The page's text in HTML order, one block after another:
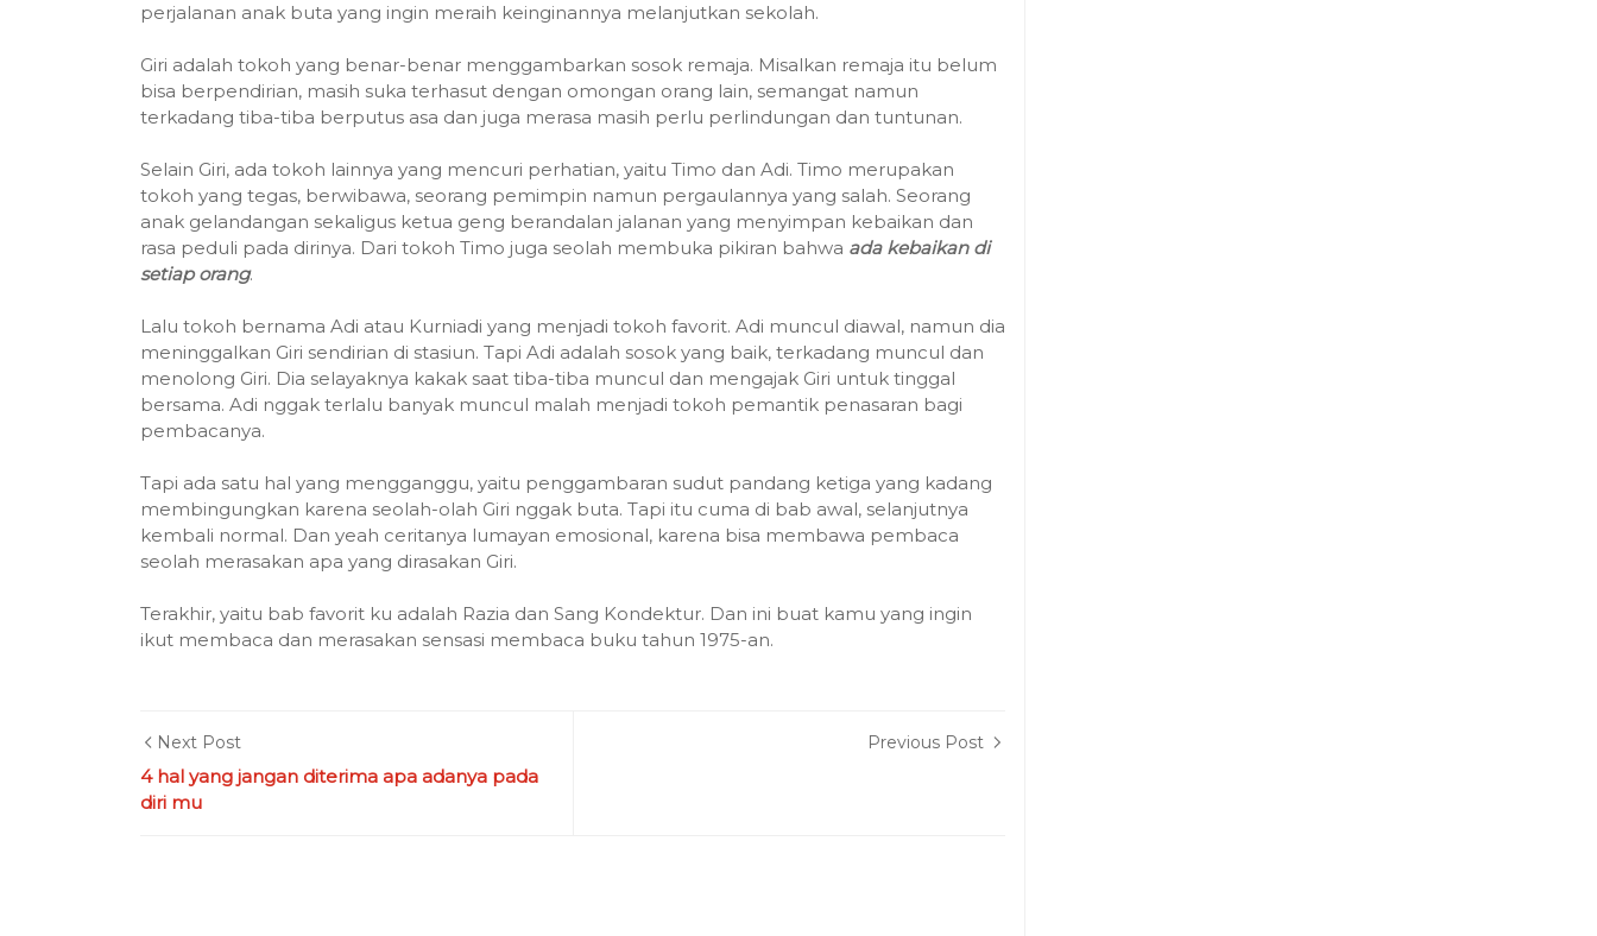
perjalanan anak buta yang ingin meraih keinginannya melanjutkan sekolah.
Giri adalah tokoh yang benar-benar menggambarkan sosok remaja. Misalkan remaja itu belum
bisa berpendirian, masih suka terhasut dengan omongan orang lain, semangat namun
terkadang tiba-tiba berputus asa dan juga merasa masih perlu perlindungan dan tuntunan.
Selain Giri, ada tokoh lainnya yang mencuri perhatian, yaitu Timo dan Adi. Timo merupakan
tokoh yang tegas, berwibawa, seorang pemimpin namun pergaulannya yang salah. Seorang
anak gelandangan sekaligus ketua geng berandalan jalanan yang menyimpan kebaikan dan
rasa peduli pada dirinya. Dari tokoh Timo juga seolah membuka pikiran bahwa ada kebaikan di
setiap orang.
Lalu tokoh bernama Adi atau Kurniadi yang menjadi tokoh favorit. Adi muncul diawal, namun dia
meninggalkan Giri sendirian di stasiun. Tapi Adi adalah sosok yang baik, terkadang muncul dan
menolong Giri. Dia selayaknya kakak saat tiba-tiba muncul dan mengajak Giri untuk tinggal
bersama. Adi nggak terlalu banyak muncul malah menjadi tokoh pemantik penasaran bagi
pembacanya.
Tapi ada satu hal yang mengganggu, yaitu penggambaran sudut pandang ketiga yang kadang
membingungkan karena seolah-olah Giri nggak buta. Tapi itu cuma di bab awal, selanjutnya
kembali normal. Dan yeah ceritanya lumayan emosional, karena bisa membawa pembaca
seolah merasakan apa yang dirasakan Giri.
Terakhir, yaitu bab favorit ku adalah Razia dan Sang Kondektur. Dan ini buat kamu yang ingin
ikut membaca dan merasakan sensasi membaca buku tahun 1975-an.
Next Post
4 hal yang jangan diterima apa adanya pada
diri mu
Previous Post